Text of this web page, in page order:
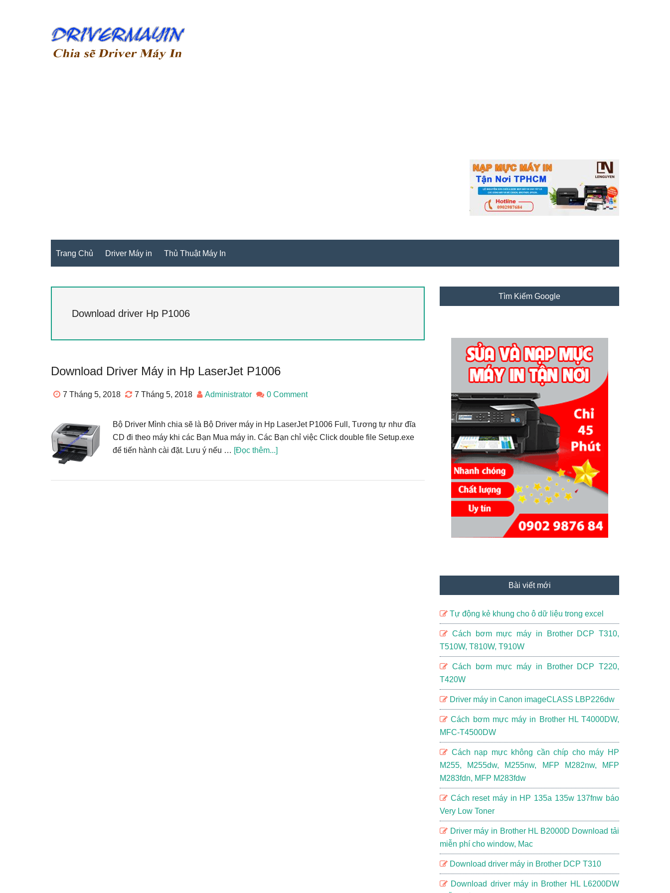
Trang Chủ Driver Máy in Thủ Thuật Máy In
Download driver Hp P1006
Download Driver Máy in Hp LaserJet P1006
7 Tháng 5, 2018 7 Tháng 5, 2018 Administrator 0 Comment
Bộ Driver Mình chia sẽ là Bộ Driver máy in Hp LaserJet P1006 Full, Tương tự như đĩa
CD đi theo máy khi các Bạn Mua máy in. Các Bạn chỉ việc Click double file Setup.exe
để tiến hành cài đặt. Lưu ý nếu … [Đọc thêm...]vềDownload
chính
Tìm Kiếm Google
Bài viết mới
Tự động kẻ khung cho ô dữ liệu trong excel
Cách bơm mực máy in Brother DCP T310,
T510W, T810W, T910W
Cách bơm mực máy in Brother DCP T220,
T420W
Driver máy in Canon imageCLASS LBP226dw
Cách bơm mực máy in Brother HL T4000DW,
MFC-T4500DW
Cách nạp mực không cần chíp cho máy HP
M255, M255dw, M255nw, MFP M282nw, MFP
M283fdn, MFP M283fdw
Cách reset máy in HP 135a 135w 137fnw báo
Very Low Toner
Driver máy in Brother HL B2000D Download tải
miễn phí cho window, Mac
Download driver máy in Brother DCP T310
Download driver máy in Brother HL L6200DW